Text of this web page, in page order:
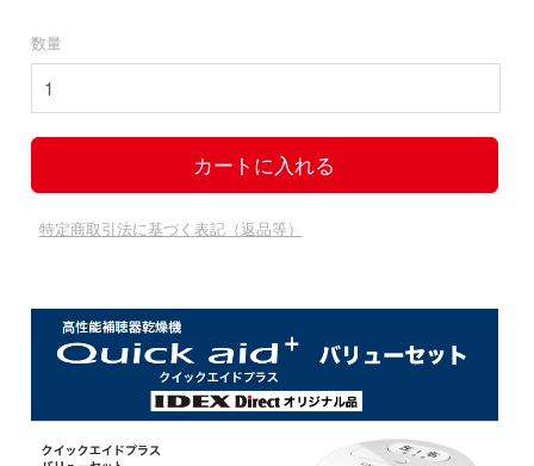
数量
特定商取引法に基づく表記（返品等）